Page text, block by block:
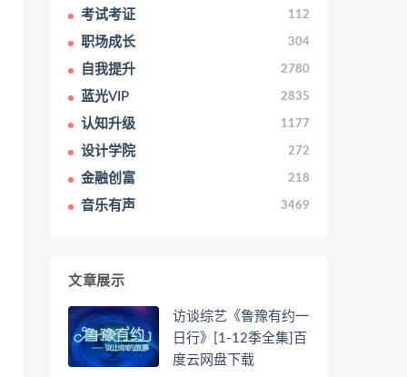
考试考证 112
职场成长 304
自我提升 2780
蓝光VIP 2835
认知升级 1177
设计学院 272
金融创富 218
音乐有声 3469
文章展示
访谈综艺《鲁豫有约一
日行》[1-12季全集]百
度云网盘下载